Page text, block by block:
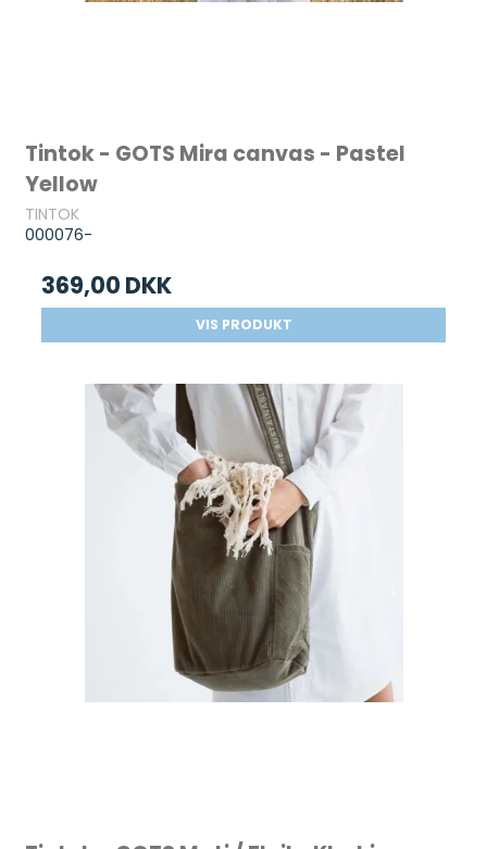
Tintok - GOTS Mira canvas - Pastel
Yellow
TINTOK
000076-
369,00 DKK
VIS PRODUKT